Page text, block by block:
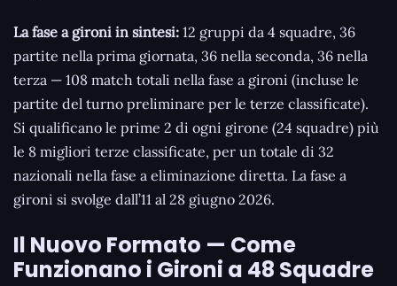
La fase a gironi in sintesi: 12 gruppi da 4 squadre, 36
partite nella prima giornata, 36 nella seconda, 36 nella
terza — 108 match totali nella fase a gironi (incluse le
partite del turno preliminare per le terze classificate).
Si qualificano le prime 2 di ogni girone (24 squadre) più
le 8 migliori terze classificate, per un totale di 32
nazionali nella fase a eliminazione diretta. La fase a
gironi si svolge dall’11 al 28 giugno 2026.
Il Nuovo Formato — Come
Funzionano i Gironi a 48 Squadre